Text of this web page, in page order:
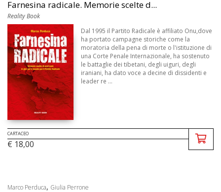
Farnesina radicale. Memorie scelte d...
Reality Book
Dal 1995 il Partito Radicale è affiliato Onu,dove
ha portato campagne storiche come la
moratoria della pena di morte o l'istituzione di
una Corte Penale Internazionale, ha sostenuto
le battaglie dei tibetani, degli uiguri, degli
iraniani, ha dato voce a decine di dissidenti e
leader re ...
CARTACEO
€ 18,00
Marco Perduca, Giulia Perrone